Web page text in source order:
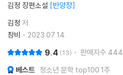
김정 장편소설 반양장
김정 저
창비
2023.07.14.
9.4 13 판매지수 444
베스트 청소년 문학 top100 1주